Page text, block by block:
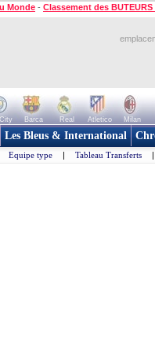
Monde - Classement des
Barca Real Atletico Milan
Les Bleus & International
Equipe type | Tableau Transferts |